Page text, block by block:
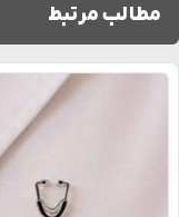
مطالب مرتبط